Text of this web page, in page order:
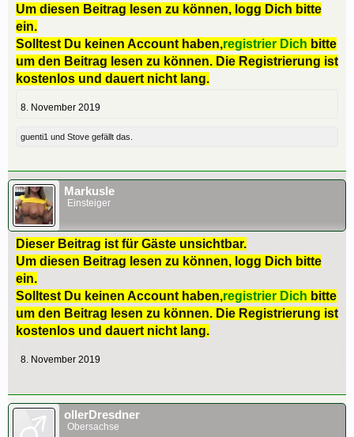
Um diesen Beitrag lesen zu können, logg Dich bitte
ein.
Solltest Du keinen Account haben,registrier Dich bitte
um den Beitrag lesen zu können. Die Registrierung ist
kostenlos und dauert nicht lang.
8. November 2019
guenti1 und Stove gefällt das.
Markusle
Einsteiger
Dieser Beitrag ist für Gäste unsichtbar.
Um diesen Beitrag lesen zu können, logg Dich bitte
ein.
Solltest Du keinen Account haben,registrier Dich bitte
um den Beitrag lesen zu können. Die Registrierung ist
kostenlos und dauert nicht lang.
8. November 2019
ollerDresdner
Obersachse